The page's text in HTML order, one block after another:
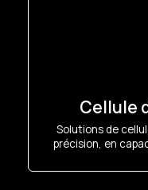
Cellule
Solutions de
précision, en